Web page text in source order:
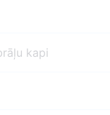
kapi